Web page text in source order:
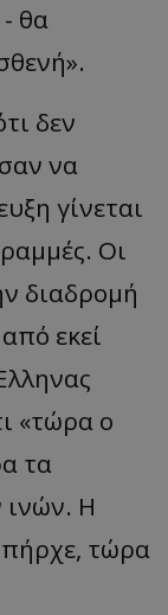
- θα
δεν
να
γίνεται
Οι
διαδρομή
εκεί
«τώρα ο
τα
ινών. Η
τώρα